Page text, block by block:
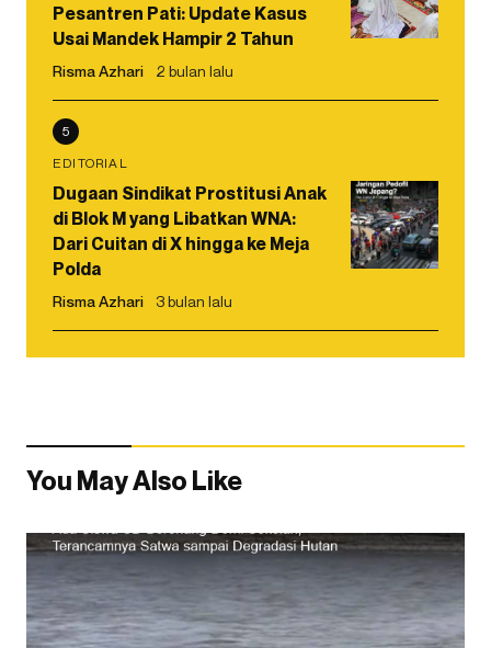
Pesantren Pati: Update Kasus
Usai Mandek Hampir 2 Tahun
Risma Azhari 2 bulan lalu
5
EDITORIAL
Dugaan Sindikat Prostitusi Anak
di Blok M yang Libatkan WNA:
Dari Cuitan di X hingga ke Meja
Polda
Risma Azhari 3 bulan lalu
You May Also Like